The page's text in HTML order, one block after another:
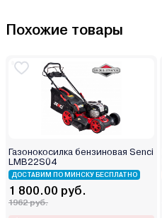
Похожие товары
Газонокосилка бензиновая Senci
LMB22S04
ДОСТАВИМ ПО МИНСКУ БЕСПЛАТНО
1 800.00 руб.
1962 руб.